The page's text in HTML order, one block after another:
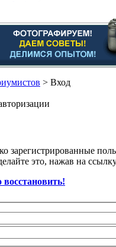
> Вход
зарегистрированные
это, нажав на